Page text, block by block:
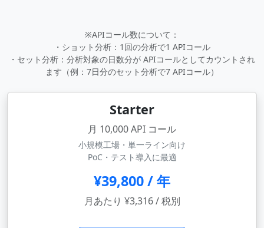
※APIコール数について：
・ショット分析：1回の分析で1 APIコール
・セット分析：分析対象の日数分が APIコールとしてカウントされ
ます（例：7日分のセット分析で7 APIコール）
Starter
月 10,000 API コール
小規模工場・単一ライン向け
PoC・テスト導入に最適
¥39,800 / 年
月あたり ¥3,316 / 税別